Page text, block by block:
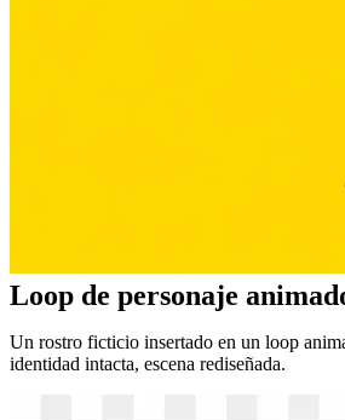
Loop de personaje
Un rostro ficticio insertado en un loop
identidad intacta, escena rediseñada.